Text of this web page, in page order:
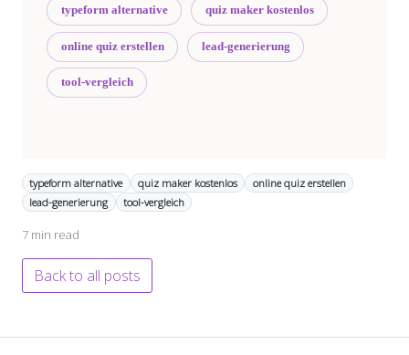
typeform alternative quiz maker kostenlos
online quiz erstellen lead-generierung
tool-vergleich
typeform alternative quiz maker kostenlos
online quiz erstellen
lead-generierung
tool-vergleich
7 min read
Back to all posts